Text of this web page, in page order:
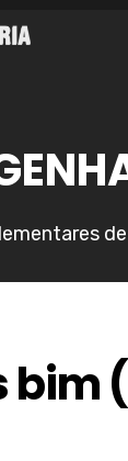
bim